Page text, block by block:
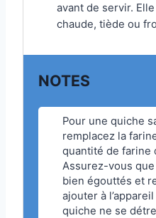
avant de servir.
chaude, tiède ou
NOTES
Pour une quiche
remplacez la
quantité de farine
Assurez-vous
bien égouttés et
ajouter à
quiche ne se